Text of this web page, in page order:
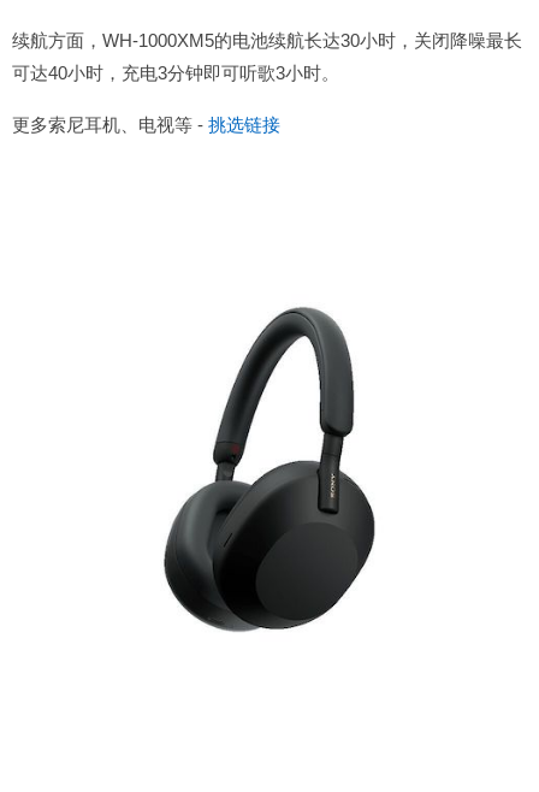
续航方面，WH-1000XM5的电池续航长达30小时，关闭降噪最长
可达40小时，充电3分钟即可听歌3小时。
更多索尼耳机、电视等 - 挑选链接